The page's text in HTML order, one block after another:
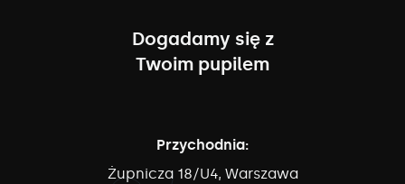
Dogadamy się z
Twoim pupilem
Przychodnia:
Żupnicza 18/U4, Warszawa